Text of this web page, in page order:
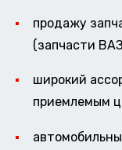
продажу
(запчасти
широкий
приемлемым